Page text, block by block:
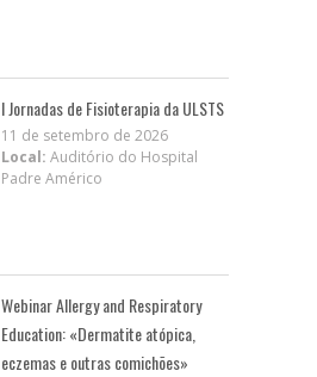
I Jornadas de Fisioterapia da ULSTS
11 de setembro de 2026
Local: Auditório do Hospital
Padre Américo
Webinar Allergy and Respiratory
Education: «Dermatite atópica,
eczemas e outras comichões»